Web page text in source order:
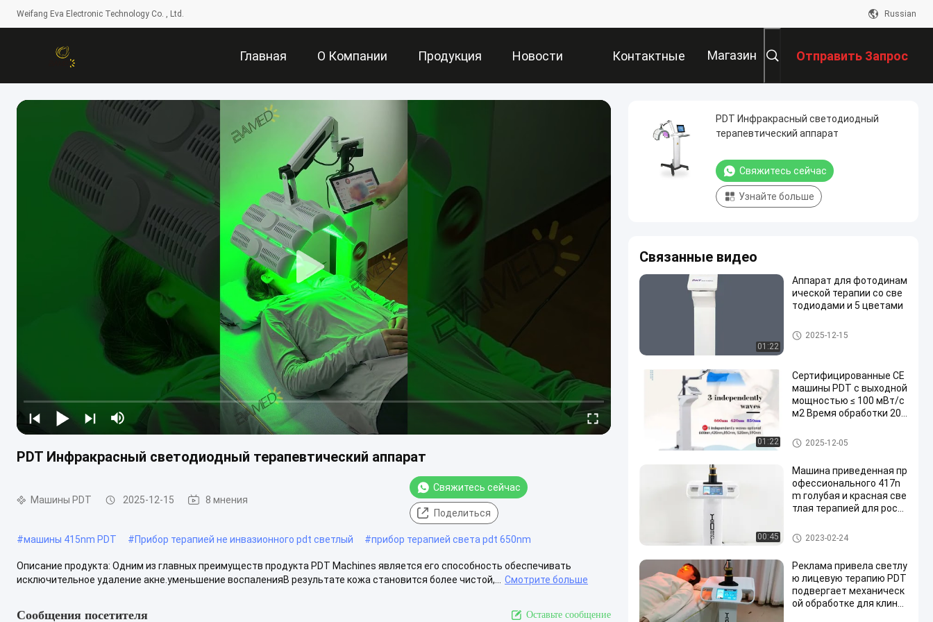
Weifang Eva Electronic Technology Co. , Ltd. Russian
Главная
Страница
О Компании Продукция Новости Контактные Магазин Отправить Запрос
PDT Инфракрасный светодиодный терапевтический аппарат
Машины PDT 2025-12-15 8 мнения
Свяжитесь сейчас
Поделиться
#машины 415nm PDT #Прибор терапией не инвазионного pdt светлый #прибор терапией света pdt 650nm
Описание продукта: Одним из главных преимуществ продукта PDT Machines является его способность обеспечивать
исключительное удаление акне.уменьшение воспаленияВ результате кожа становится более чистой,...
Смотрите больше
Сообщения посетителя Оставьте сообщение
PDT Инфракрасный светодиодный
терапевтический аппарат
Свяжитесь сейчас
Узнайте больше
Связанные видео
01:22
Аппарат для фотодинам
ической терапии со све
тодиодами и 5 цветами
Машины PDT
2025-12-15
01:22
Сертифицированные CE
машины PDT с выходной
мощностью ≤ 100 мВт/с
м2 Время обработки 20
Машины PDT
2025-12-05
00:45
Машина приведенная пр
офессионального 417n
m голубая и красная све
тлая терапией для рост
Машины PDT
2023-02-24
Реклама привела светлу
ю лицевую терапию PDT
подвергает механическ
ой обработке для клини